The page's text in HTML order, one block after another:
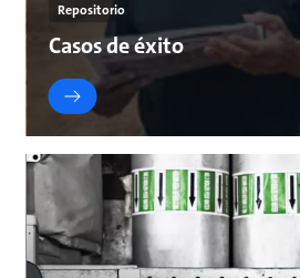
Repositorio
Casos de éxito